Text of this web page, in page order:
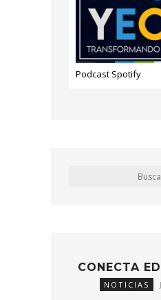
Podcast Spotify
CONECTA
NOTICIAS